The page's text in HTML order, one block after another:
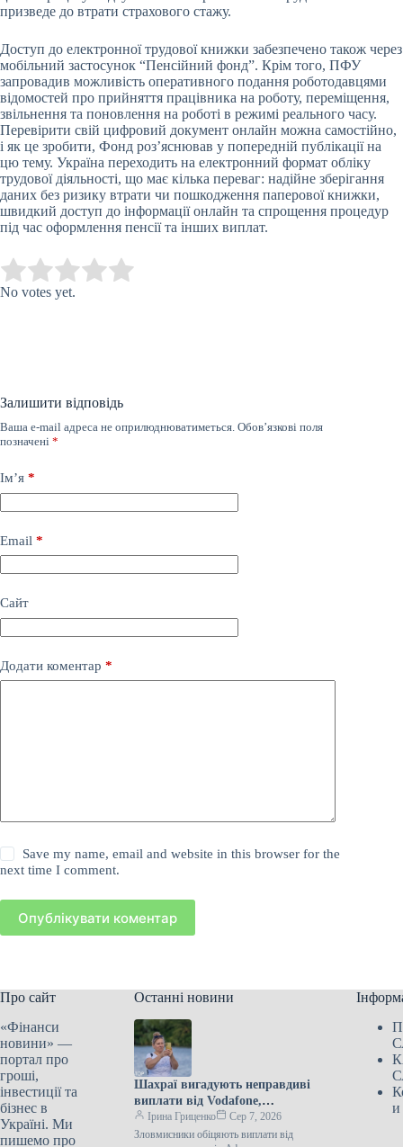
призведе до втрати страхового стажу.
Доступ до електронної трудової книжки забезпечено також через
мобільний застосунок “Пенсійний фонд”. Крім того, ПФУ
запровадив можливість оперативного подання роботодавцями
відомостей про прийняття працівника на роботу, переміщення,
звільнення та поновлення на роботі в режимі реального часу.
Перевірити свій цифровий документ онлайн можна самостійно,
і як це зробити, Фонд роз’яснював у попередній публікації на
цю тему. Україна переходить на електронний формат обліку
трудової діяльності, що має кілька переваг: надійне зберігання
даних без ризику втрати чи пошкодження паперової книжки,
швидкий доступ до інформації онлайн та спрощення процедур
під час оформлення пенсії та інших виплат.
Rate this item:
No votes yet.
Залишити відповідь
Ваша e-mail адреса не оприлюднюватиметься. Обов’язкові поля
позначені *
Ім’я *
Email *
Сайт
Додати коментар *
Save my name, email and website in this browser for the
next time I comment.
Опублікувати коментар
Про сайт
«Фінанси
новини» —
портал про
гроші,
інвестиції та
бізнес в
Україні. Ми
пишемо про
Останні новини
Шахраї вигадують неправдиві
виплати від Vodafone,
Kyivstar та lifecell
Ірина Гриценко
Сер 7, 2026
Зловмисники обіцяють виплати від
и